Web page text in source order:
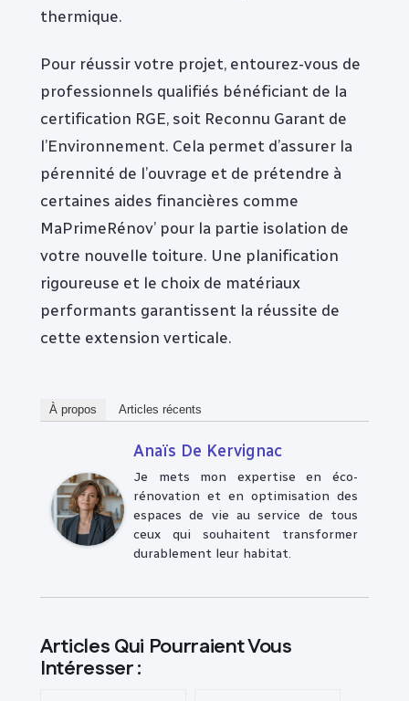
thermique.
Pour réussir votre projet, entourez-vous de
professionnels qualifiés bénéficiant de la
certification RGE, soit Reconnu Garant de
l’Environnement. Cela permet d’assurer la
pérennité de l’ouvrage et de prétendre à
certaines aides financières comme
MaPrimeRénov’ pour la partie isolation de
votre nouvelle toiture. Une planification
rigoureuse et le choix de matériaux
performants garantissent la réussite de
cette extension verticale.
À propos Articles récents
Anaïs De Kervignac
Je mets mon expertise en éco-
rénovation et en optimisation des
espaces de vie au service de tous
ceux qui souhaitent transformer
durablement leur habitat.
Articles Qui Pourraient Vous
Intéresser :